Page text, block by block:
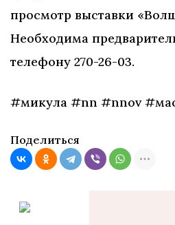
просмотр выставки
Необходима
телефону 270-26-03.
#микула #nn #nnov
Поделиться